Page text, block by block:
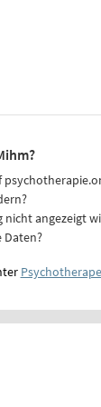
nicht angezeigt
Daten?